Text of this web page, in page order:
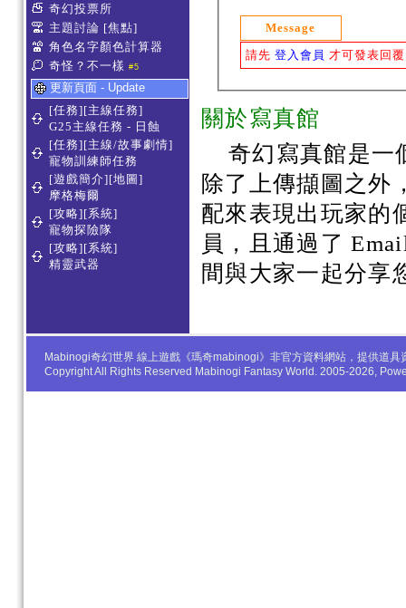
奇幻投票所
主題討論 [焦點]
角色名字顏色計算器
奇怪？不一樣 #5
更新頁面 - Update
[任務][主線任務]
G25主線任務 - 日蝕
[任務][主線/故事劇情]
寵物訓練師任務
[遊戲簡介][地圖]
摩格梅爾
[攻略][系統]
寵物探險隊
[攻略][系統]
精靈武器
Message
請先 登入會員 才可發表回
關於寫真館
奇幻寫真館是一
除了上傳擷圖之外
配來表現出玩家的
員，且通過了
間與大家一起分享
Mabinogi奇幻世界 線上遊戲《瑪奇mabinogi》非官方資料網站，提供道
Copyright All Rights Reserved Mabinogi Fantasy World. 2005-2026,